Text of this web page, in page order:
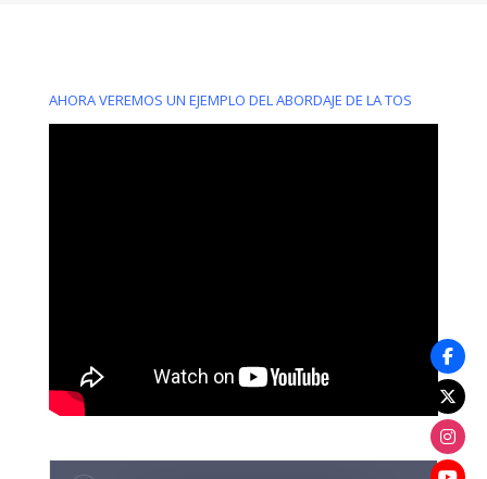
AHORA VEREMOS UN EJEMPLO DEL ABORDAJE DE LA TOS